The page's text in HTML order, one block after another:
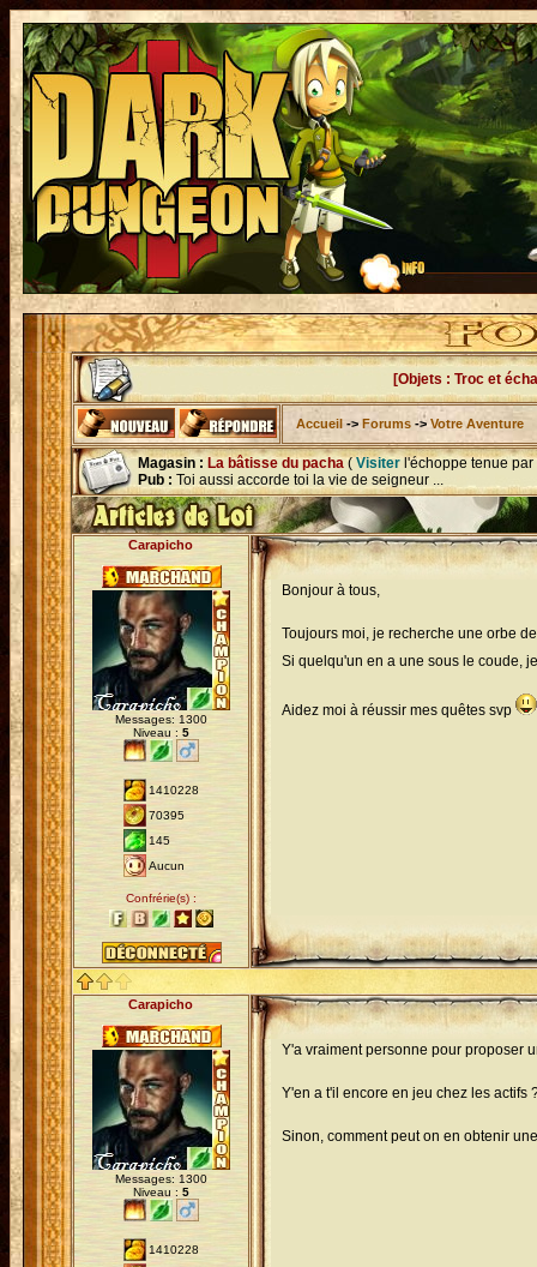
[Objets : Troc et
Accueil -> Forums -> Votre Aventure
Magasin : La bâtisse du pacha ( Visiter l'échoppe tenue par
Pub : Toi aussi accorde toi la vie de seigneur ...
Carapicho
Messages: 1300
Niveau : 5
1410228
70395
145
Aucun
Confrérie(s) :
Bonjour à tous,
Toujours moi, je recherche une orbe
Si quelqu'un en a une sous le coude,
Aidez moi à réussir mes quêtes svp
Carapicho
Messages: 1300
Niveau : 5
1410228
Y'a vraiment personne pour proposer
Y'en a t'il encore en jeu chez les actifs
Sinon, comment peut on en obtenir